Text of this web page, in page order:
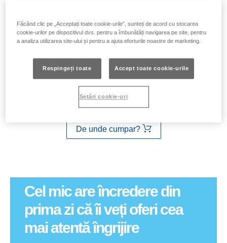
De unde cumpar?
Cel mic are încredere din
prima zi că îi veți oferi cea
mai atentă îngrijire
Făcând clic pe „Acceptați toate cookie-urile”, sunteți de acord cu stocarea
cookie-urilor pe dispozitivul dvs. pentru a îmbunătăți navigarea pe site, pentru
a analiza utilizarea site-ului și pentru a ajuta eforturile noastre de marketing.
Respingeți toate Accept toate cookie-urile
Setări cookie-uri